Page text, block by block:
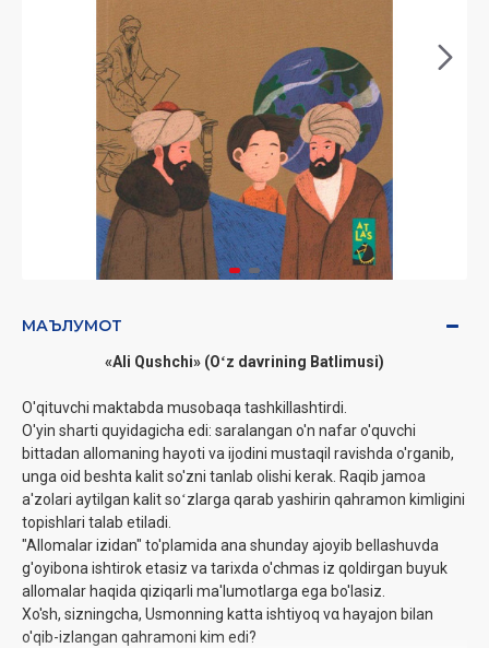
МАЪЛУМОТ
«Ali Qushchi» (Oʻz davrining Batlimusi)
O'qituvchi maktabda musobaqa tashkillashtirdi.
O'yin sharti quyidagicha edi: saralangan o'n nafar o'quvchi
bittadan allomaning hayoti va ijodini mustaqil ravishda o'rganib,
unga oid beshta kalit so'zni tanlab olishi kerak. Raqib jamoa
a'zolari aytilgan kalit soʻzlarga qarab yashirin qahramon kimligini
topishlari talab etiladi.
"Allomalar izidan" to'plamida ana shunday ajoyib bellashuvda
g'oyibona ishtirok etasiz va tarixda o'chmas iz qoldirgan buyuk
allomalar haqida qiziqarli ma'lumotlarga ega bo'lasiz.
Xo'sh, sizningcha, Usmonning katta ishtiyoq να hayajon bilan
o'qib-izlangan qahramoni kim edi?